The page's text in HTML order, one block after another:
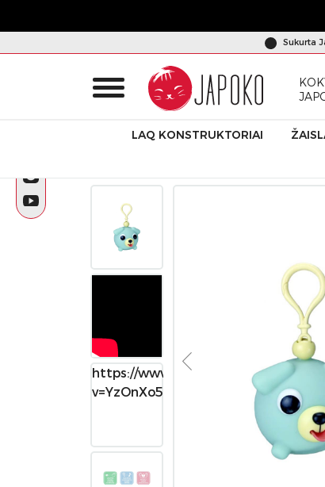
Sukurta
LAQ KONSTRUKTORIAI
https://www.youtube.com/watch?
v=YzOnXo5UE3s